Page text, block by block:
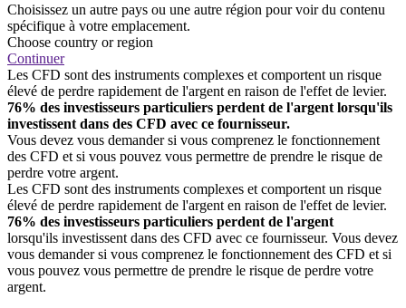
Choisissez un autre pays ou une autre région pour voir du contenu
spécifique à votre emplacement.
Choose country or region
Continuer
Les CFD sont des instruments complexes et comportent un risque
élevé de perdre rapidement de l'argent en raison de l'effet de levier.
76% des investisseurs particuliers perdent de l'argent lorsqu'ils
investissent dans des CFD avec ce fournisseur.
Vous devez vous demander si vous comprenez le fonctionnement
des CFD et si vous pouvez vous permettre de prendre le risque de
perdre votre argent.
Les CFD sont des instruments complexes et comportent un risque
élevé de perdre rapidement de l'argent en raison de l'effet de levier.
76% des investisseurs particuliers perdent de l'argent
lorsqu'ils investissent dans des CFD avec ce fournisseur. Vous devez
vous demander si vous comprenez le fonctionnement des CFD et si
vous pouvez vous permettre de prendre le risque de perdre votre
argent.